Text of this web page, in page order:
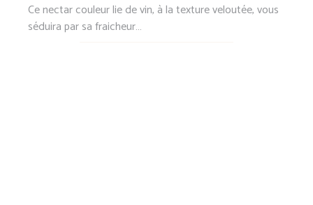
Ce nectar couleur lie de vin, à la texture veloutée, vous
séduira par sa fraicheur…